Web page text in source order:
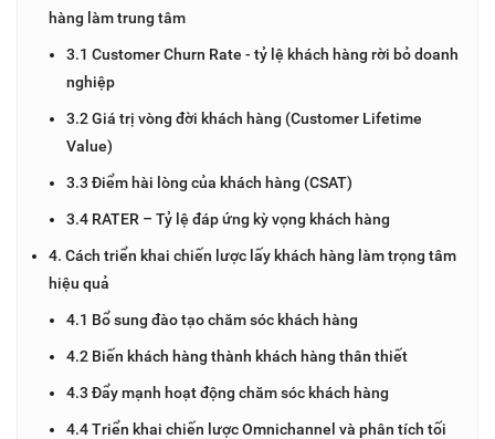
hàng làm trung tâm
3.1 Customer Churn Rate - tỷ lệ khách hàng rời bỏ doanh
nghiệp
3.2 Giá trị vòng đời khách hàng (Customer Lifetime
Value)
3.3 Điểm hài lòng của khách hàng (CSAT)
3.4 RATER – Tỷ lệ đáp ứng kỳ vọng khách hàng
4. Cách triển khai chiến lược lấy khách hàng làm trọng tâm
hiệu quả
4.1 Bổ sung đào tạo chăm sóc khách hàng
4.2 Biến khách hàng thành khách hàng thân thiết
4.3 Đẩy mạnh hoạt động chăm sóc khách hàng
4.4 Triển khai chiến lược Omnichannel và phân tích tối